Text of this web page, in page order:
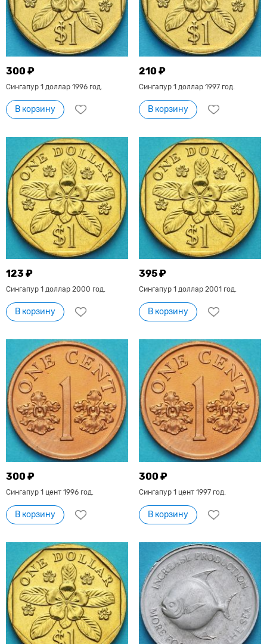
300 ₽
Сингапур 1 доллар 1996 год.
В корзину
210 ₽
Сингапур 1 доллар 1997 год.
В корзину
123 ₽
Сингапур 1 доллар 2000 год.
В корзину
395 ₽
Сингапур 1 доллар 2001 год.
В корзину
300 ₽
Сингапур 1 цент 1996 год.
В корзину
300 ₽
Сингапур 1 цент 1997 год.
В корзину